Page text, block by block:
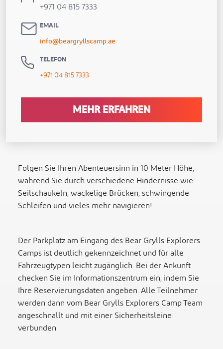
+971 04 815 7333
EMAIL
info@beargryllscamp.ae
TELEFON
+971 04 815 7333
MEHR ERFAHREN
Folgen Sie Ihren Abenteuersinn in 10 Meter Höhe,
während Sie durch verschiedene Hindernisse wie
Seilschaukeln, wackelige Brücken, schwingende
Schleifen und vieles mehr navigieren!
Der Parkplatz am Eingang des Bear Grylls Explorers
Camps ist deutlich gekennzeichnet und für alle
Fahrzeugtypen leicht zugänglich. Bei der Ankunft
checken Sie im Informationszentrum ein, indem Sie
Ihre Reservierungsdaten angeben. Alle Teilnehmer
werden dann vom Bear Grylls Explorers Camp Team
angeschnallt und mit einer Sicherheitsleine
verbunden.